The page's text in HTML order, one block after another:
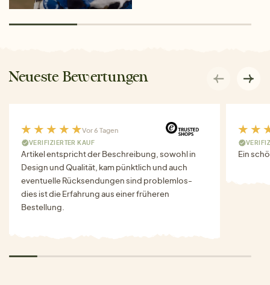
Neueste Bewertungen
Vor 6 Tagen
VERIFIZIERTER KAUF
Artikel entspricht der Beschreibung, sowohl in
Design und Qualität, kam pünktlich und auch
eventuelle Rücksendungen sind problemlos-
dies ist die Erfahrung aus einer früheren
Bestellung.
Ein